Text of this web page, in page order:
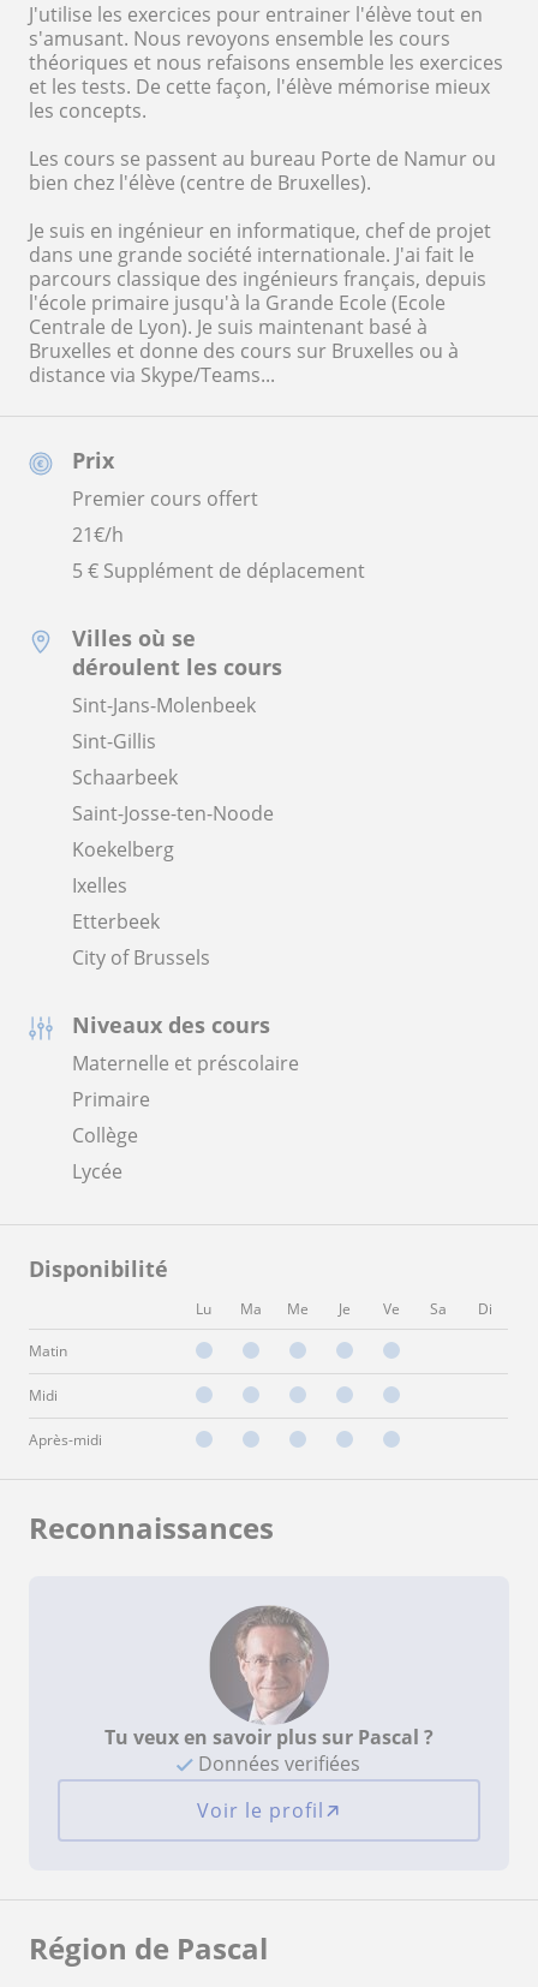
Prix
Premier cours offert
21€/h
5 € Supplément de déplacement
Villes où se
déroulent les cours
Sint-Jans-Molenbeek
Sint-Gillis
Schaarbeek
Saint-Josse-ten-Noode
Koekelberg
Ixelles
Etterbeek
City of Brussels
Niveaux des cours
Maternelle et préscolaire
Primaire
Collège
Lycée
Disponibilité
Lu Ma Me Je Ve Sa Di
Matin
Midi
Après-midi
J'utilise les exercices pour entrainer l'élève tout en
s'amusant. Nous revoyons ensemble les cours
théoriques et nous refaisons ensemble les exercices
et les tests. De cette façon, l'élève mémorise mieux
les concepts.
Les cours se passent au bureau Porte de Namur ou
bien chez l'élève (centre de Bruxelles).
Je suis en ingénieur en informatique, chef de projet
dans une grande société internationale. J'ai fait le
parcours classique des ingénieurs français, depuis
l'école primaire jusqu'à la Grande Ecole (Ecole
Centrale de Lyon). Je suis maintenant basé à
Bruxelles et donne des cours sur Bruxelles ou à
distance via Skype/Teams...
Reconnaissances
Tu veux en savoir plus sur Pascal ?
Données verifiées
Voir le profil
Région de Pascal